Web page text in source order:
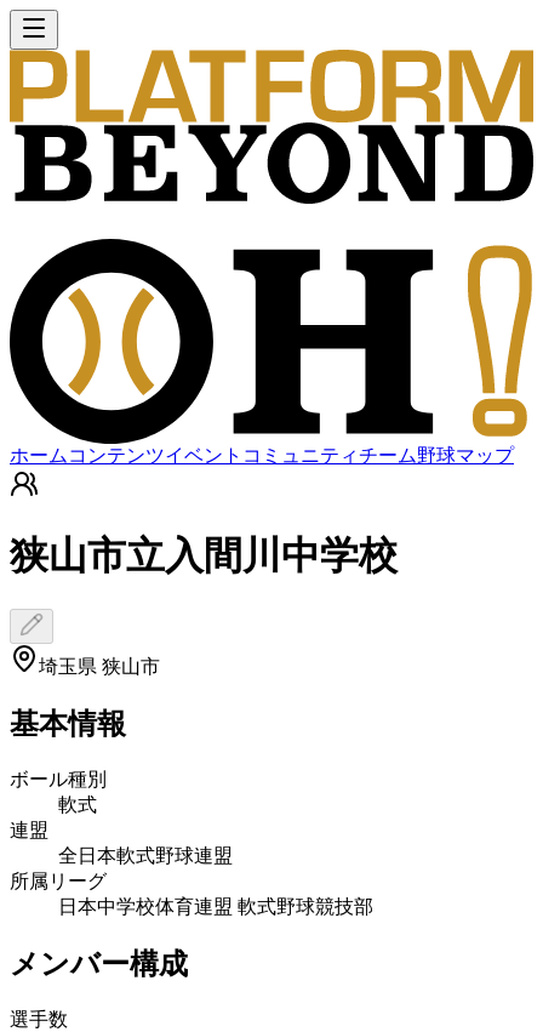
ホーム コンテンツイベント コミュニティチーム野球マップ
狭山市立入間川中学校
埼玉県 狭山市
基本情報
ボール種別
軟式
連盟
全日本軟式野球連盟
所属リーグ
日本中学校体育連盟 軟式野球競技部
メンバー構成
選手数